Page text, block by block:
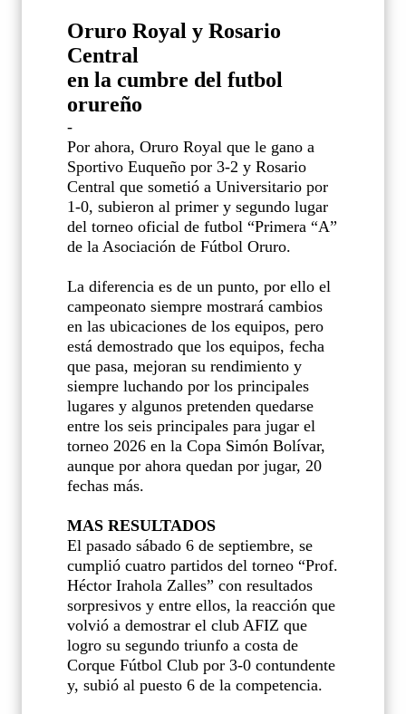
Oruro Royal y Rosario
Central
en la cumbre del futbol
orureño
-
Por ahora, Oruro Royal que le gano a
Sportivo Euqueño por 3-2 y Rosario
Central que sometió a Universitario por
1-0, subieron al primer y segundo lugar
del torneo oficial de futbol “Primera “A”
de la Asociación de Fútbol Oruro.
La diferencia es de un punto, por ello el
campeonato siempre mostrará cambios
en las ubicaciones de los equipos, pero
está demostrado que los equipos, fecha
que pasa, mejoran su rendimiento y
siempre luchando por los principales
lugares y algunos pretenden quedarse
entre los seis principales para jugar el
torneo 2026 en la Copa Simón Bolívar,
aunque por ahora quedan por jugar, 20
fechas más.
MAS RESULTADOS
El pasado sábado 6 de septiembre, se
cumplió cuatro partidos del torneo “Prof.
Héctor Irahola Zalles” con resultados
sorpresivos y entre ellos, la reacción que
volvió a demostrar el club AFIZ que
logro su segundo triunfo a costa de
Corque Fútbol Club por 3-0 contundente
y, subió al puesto 6 de la competencia.